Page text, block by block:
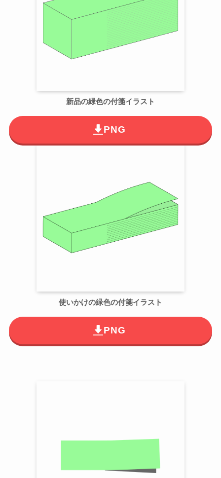
新品の緑色の付箋イラスト
PNG
使いかけの緑色の付箋イラスト
PNG